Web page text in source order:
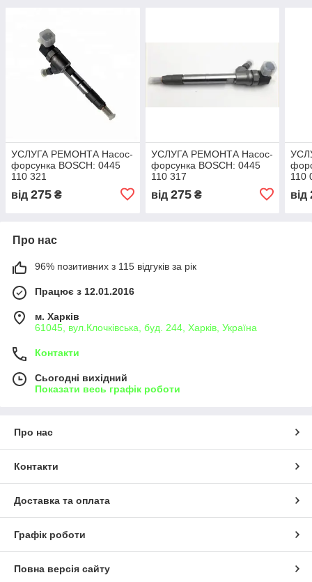
УСЛУГА РЕМОНТА Насос-
форсунка BOSCH: 0445
110 321
від 275 ₴
УСЛУГА РЕМОНТА Насос-
форсунка BOSCH: 0445
110 317
від 275₴
110
від
Про нас
96% позитивних з 115 відгуків за рік
Працює з 12.01.2016
м. Харків
61045, вул.Клочківська, буд. 244, Харків, Україна
Контакти
Сьогодні вихідний
Показати весь графік роботи
Про нас
Контакти
Доставка та оплата
Графік роботи
Повна версія сайту